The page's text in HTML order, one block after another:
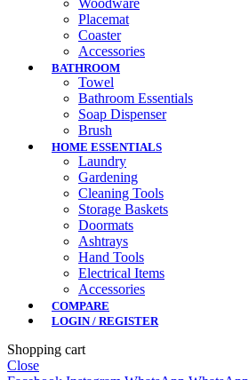
Woodware
Placemat
Coaster
Accessories
BATHROOM
Towel
Bathroom Essentials
Soap Dispenser
Brush
HOME ESSENTIALS
Laundry
Gardening
Cleaning Tools
Storage Baskets
Doormats
Ashtrays
Hand Tools
Electrical Items
Accessories
COMPARE
LOGIN / REGISTER
Shopping cart
Close